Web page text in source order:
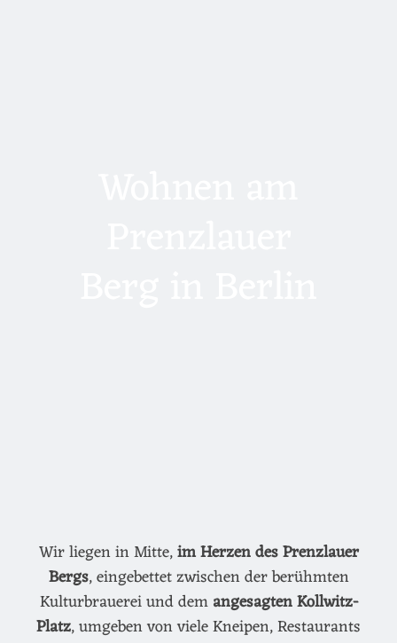
Wir liegen in Mitte,im Herzen des Prenzlauer
Bergs, eingebettet zwischen der berühmten
Kulturbrauerei und demangesagten Kollwitz-
Platz, umgeben von viele Kneipen, Restaurants